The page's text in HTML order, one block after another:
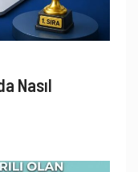
Nasıl